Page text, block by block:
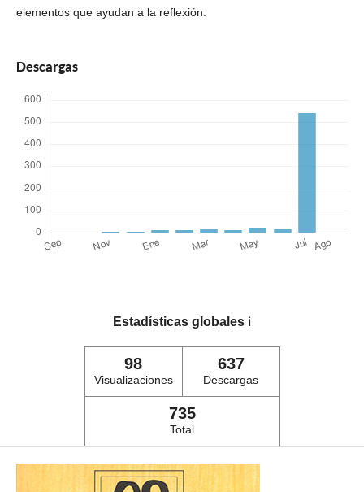
elementos que ayudan a la reflexión.
Descargas
Estadísticas globales ℹ️
98
Visualizaciones
637
Descargas
735
Total